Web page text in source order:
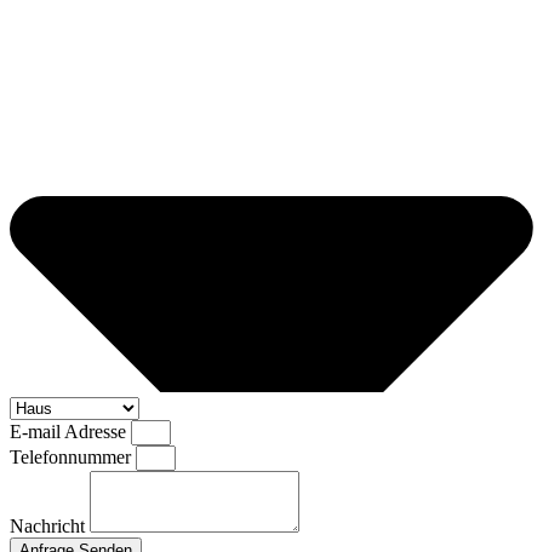
E-mail Adresse
Telefonnummer
Nachricht